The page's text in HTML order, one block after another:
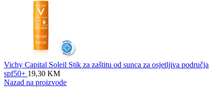
Vichy Capital Soleil Stik za zaštitu od sunca za osjetljiva područja
spf50+ 19,30 KM
Nazad na proizvode